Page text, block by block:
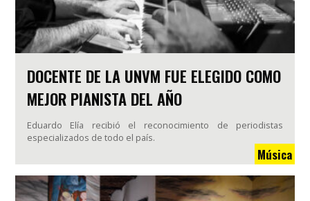
DOCENTE DE LA UNVM FUE ELEGIDO COMO
MEJOR PIANISTA DEL AÑO
Eduardo Elía recibió el reconocimiento de periodistas
especializados de todo el país.
Música